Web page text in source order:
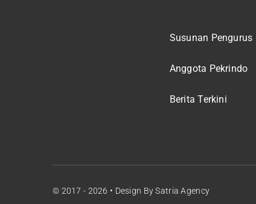
Susunan Pengurus
Anggota Pekrindo
Berita Terkini
© 2017 - 2026 • Design By Satria Agency